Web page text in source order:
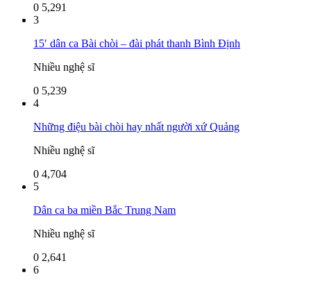
0 5,291
3
15′ dân ca Bài chòi – đài phát thanh Bình Định
Nhiều nghệ sĩ
0 5,239
4
Những điệu bài chòi hay nhất người xứ Quảng
Nhiều nghệ sĩ
0 4,704
5
Dân ca ba miền Bắc Trung Nam
Nhiều nghệ sĩ
0 2,641
6